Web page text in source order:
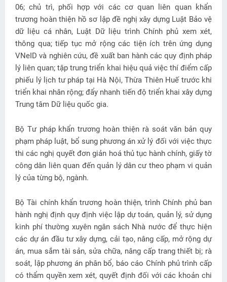
06; chủ trì, phối hợp với các cơ quan liên quan khẩn
trương hoàn thiện hồ sơ lập đề nghị xây dựng Luật Bảo vệ
dữ liệu cá nhân, Luật Dữ liệu trình Chính phủ xem xét,
thông qua; tiếp tục mở rộng các tiện ích trên ứng dụng
VNeID và nghiên cứu, đề xuất ban hành các quy định pháp
lý liên quan; tập trung triển khai hiệu quả việc thí điểm cấp
phiếu lý lịch tư pháp tại Hà Nội, Thừa Thiên Huế trước khi
triển khai nhân rộng; đẩy nhanh tiến độ triển khai xây dựng
Trung tâm Dữ liệu quốc gia.
Bộ Tư pháp khẩn trương hoàn thiện rà soát văn bản quy
phạm pháp luật, bổ sung phương án xử lý đối với việc thực
thi các nghị quyết đơn giản hoá thủ tục hành chính, giấy tờ
công dân liên quan đến quản lý dân cư theo phạm vi quản
lý của từng bộ, ngành.
Bộ Tài chính khẩn trương hoàn thiện, trình Chính phủ ban
hành nghị định quy định việc lập dự toán, quản lý, sử dụng
kinh phí thường xuyên ngân sách Nhà nước để thực hiện
các dự án đầu tư xây dựng, cải tạo, nâng cấp, mở rộng dự
án, mua sắm tài sản, sửa chữa, nâng cấp trang thiết bị; rà
soát, lập phương án phân bổ, báo cáo Chính phủ trình cấp
có thẩm quyền xem xét, quyết định đối với các khoản chi